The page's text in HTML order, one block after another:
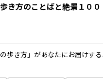
き方のことばと絶景１００
歩き方」があなたにお届けす